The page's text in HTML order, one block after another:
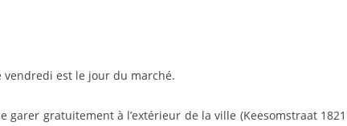
vendredi est le jour du marché.